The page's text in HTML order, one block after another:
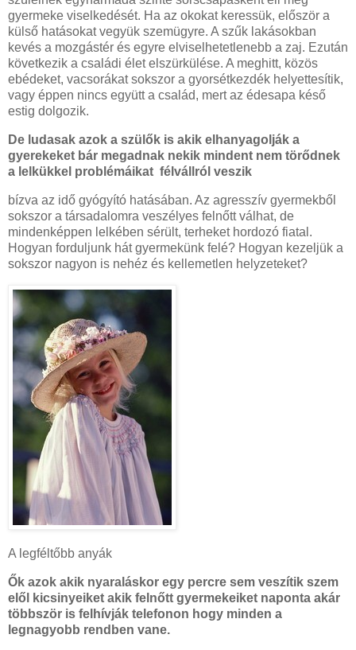
gyermeke viselkedését. Ha az okokat keressük, először a
külső hatásokat vegyük szemügyre. A szűk lakásokban
kevés a mozgástér és egyre elviselhetetlenebb a zaj. Ezután
következik a családi élet elszürkülése. A meghitt, közös
ebédeket, vacsorákat sokszor a gyorsétkezdék helyettesítik,
vagy éppen nincs együtt a család, mert az édesapa késő
estig dolgozik.
De ludasak azok a szülők is akik elhanyagolják a
gyerekeket bár megadnak nekik mindent nem törődnek
a lelkükkel problémáikat félvállról veszik
bízva az idő gyógyító hatásában. Az agresszív gyermekből
sokszor a társadalomra veszélyes felnőtt válhat, de
mindenképpen lelkében sérült, terheket hordozó fiatal.
Hogyan forduljunk hát gyermekünk felé? Hogyan kezeljük a
sokszor nagyon is nehéz és kellemetlen helyzeteket?
A legféltőbb anyák
Ők azok akik nyaraláskor egy percre sem veszítik szem
elől kicsinyeiket akik felnőtt gyermekeiket naponta akár
többször is felhívják telefonon hogy minden a
legnagyobb rendben vane.